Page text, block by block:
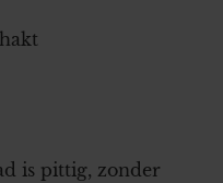
is pittig, zonder